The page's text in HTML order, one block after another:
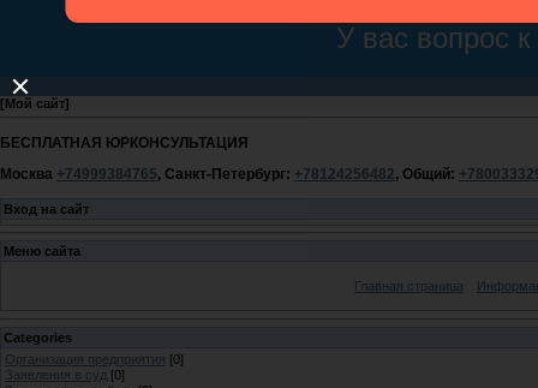
[Мой сайт]
БЕСПЛАТНАЯ ЮРКОНСУЛЬТАЦИЯ
Москва +74999384765, Санкт-Петербург: +78124256482, Общий:
Вход на сайт
Меню сайта
Главная страница
Categories
Организация предприятия [0]
Заявления в суд [0]